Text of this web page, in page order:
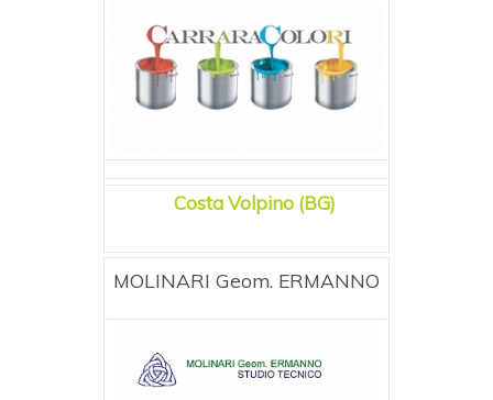
Costa Volpino (BG)
MOLINARI Geom. ERMANNO